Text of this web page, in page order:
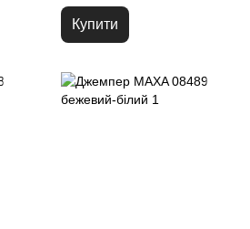
Купити